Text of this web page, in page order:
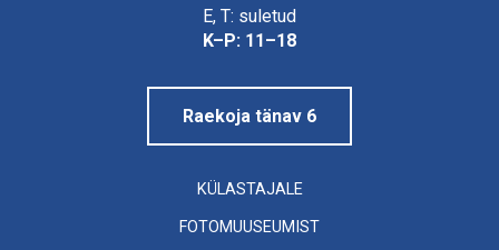
E, T: suletud
K–P: 11–18
Raekoja tänav 6
KÜLASTAJALE
FOTOMUUSEUMIST